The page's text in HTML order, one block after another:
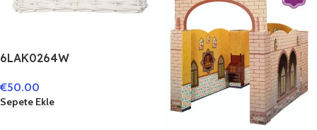
6LAK0264W
WEISS CA. 38 X 38 X 27 CM
E27
€50.00
Sepete Ekle